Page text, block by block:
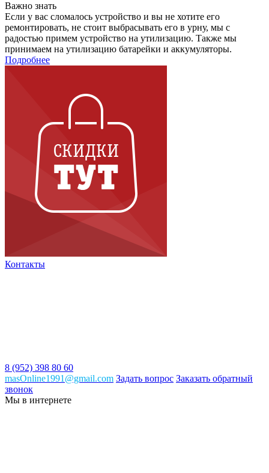
Важно знать
Если у вас сломалось устройство и вы не хотите его
ремонтировать, не стоит выбрасывать его в урну, мы с
радостью примем устройство на утилизацию. Также мы
принимаем на утилизацию батарейки и аккумуляторы.
Подробнее
Контакты
8 (952) 398 80 60
masOnline1991@gmail.com Задать вопрос Заказать обратный
звонок
Мы в интернете